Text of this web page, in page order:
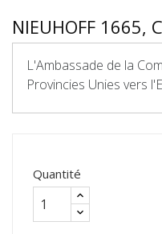
NIEUHOFF 1665,
L'Ambassade de la
Provincies Unies vers
Quantité